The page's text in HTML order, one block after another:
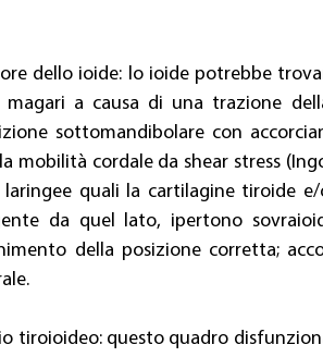
dello ioide: lo ioide potrebbe
a causa di una trazione
sottomandibolare con
mobilità cordale da shear stress
quali la cartilagine tiroide e/
da quel lato, ipertono
della posizione corretta;
tiroioideo: questo quadro